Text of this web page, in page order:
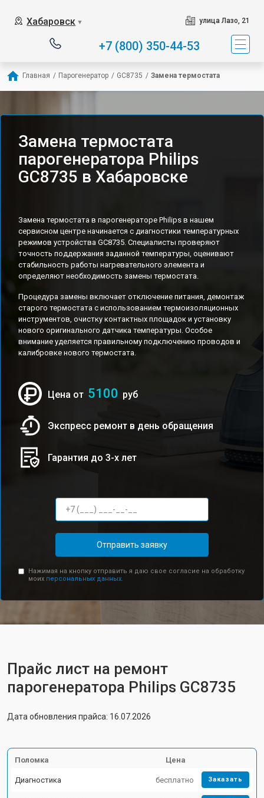
Хабаровск ▼ улица Лазо, 21
+7 (800) 350-44-53
Главная / Парогенератор / GC8735 / Замена термостата
Замена термостата
парогенератора Philips
GC8735 в Хабаровске
Замена термостата в парогенераторе Philips в нашем
сервисном центре начинается с диагностики температурных
режимов устройства GC8735. Специалисты проверяют
точность поддержания заданной температуры, оценивают
стабильность работы нагревательного элемента и
определяют необходимость замены термостата.
Процедура замены включает отключение питания, демонтаж
старого термостата с использованием термоизоляционных
инструментов, очистку контактных площадок и установку
нового оригинального датчика температуры. Особое
внимание уделяется правильному подключению проводов и
калибровке нового термостата.
Цена от 5100 руб
Экспресс ремонт в день обращения
Гарантия до 3-х лет
Отправить заявку
Нажимая на кнопку отправить я даю свое согласие на обработку
моих персональных данных.
Прайс лист на ремонт
парогенератора Philips GC8735
Дата обновления прайса: 16.07.2026
Поломка Цена
Диагностика бесплатно Заказать